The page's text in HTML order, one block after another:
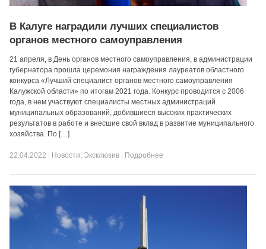
В Калуге наградили лучших специалистов
органов местного самоуправления
21 апреля, в День органов местного самоуправления, в администрации
губернатора прошла церемония награждения лауреатов областного
конкурса «Лучший специалист органов местного самоуправления
Калужской области» по итогам 2021 года. Конкурс проводится с 2006
года, в нем участвуют специалисты местных администраций
муниципальных образований, добившиеся высоких практических
результатов в работе и внесшие свой вклад в развитие муниципального
хозяйства. По […]
22.04.2022 Новости, Эксклюзив Подробнее